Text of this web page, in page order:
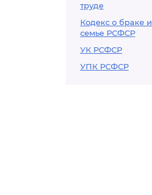
труде
Кодекс о браке и
семье РСФСР
УК РСФСР
УПК РСФСР